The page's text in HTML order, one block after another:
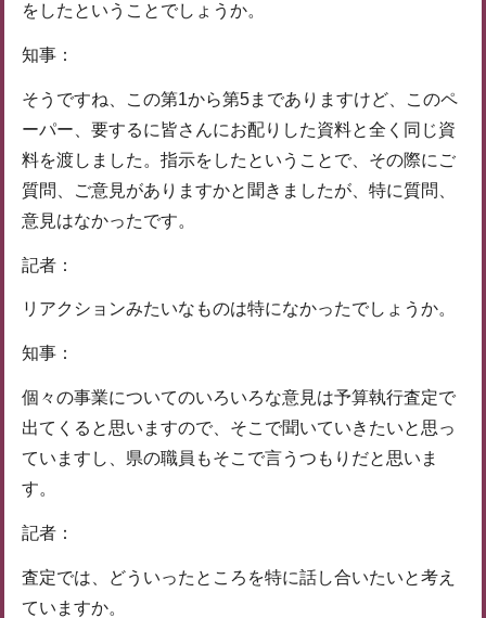
をしたということでしょうか。
知事：
そうですね、この第1から第5までありますけど、このペ
ーパー、要するに皆さんにお配りした資料と全く同じ資
料を渡しました。指示をしたということで、その際にご
質問、ご意見がありますかと聞きましたが、特に質問、
意見はなかったです。
記者：
リアクションみたいなものは特になかったでしょうか。
知事：
個々の事業についてのいろいろな意見は予算執行査定で
出てくると思いますので、そこで聞いていきたいと思っ
ていますし、県の職員もそこで言うつもりだと思いま
す。
記者：
査定では、どういったところを特に話し合いたいと考え
ていますか。